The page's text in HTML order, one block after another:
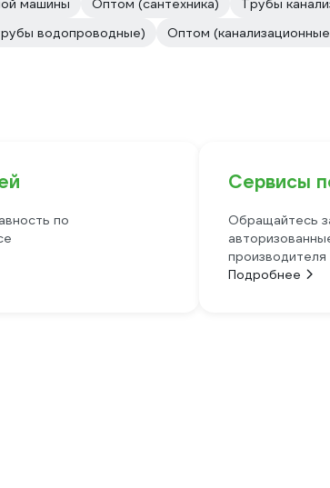
машины Оптом (сантехника)
Трубы
водопроводные) Оптом
по
Сервисы
Обращайтесь
производителя
Подробнее